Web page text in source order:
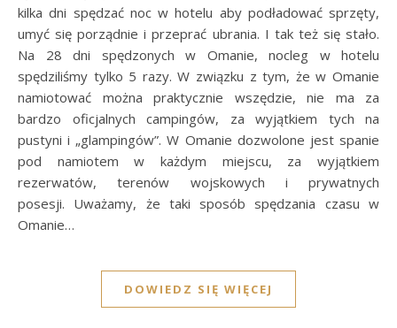
kilka dni spędzać noc w hotelu aby podładować sprzęty,
umyć się porządnie i przeprać ubrania. I tak też się stało.
Na 28 dni spędzonych w Omanie, nocleg w hotelu
spędziliśmy tylko 5 razy. W związku z tym, że w Omanie
namiotować można praktycznie wszędzie, nie ma za
bardzo oficjalnych campingów, za wyjątkiem tych na
pustyni i „glampingów”. W Omanie dozwolone jest spanie
pod namiotem w każdym miejscu, za wyjątkiem
rezerwatów, terenów wojskowych i prywatnych
posesji. Uważamy, że taki sposób spędzania czasu w
Omanie…
DOWIEDZ SIĘ WIĘCEJ